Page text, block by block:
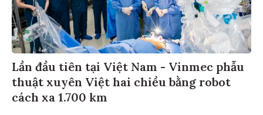
Lần đầu tiên tại Việt Nam - Vinmec phẫu
thuật xuyên Việt hai chiều bằng robot
cách xa 1.700 km